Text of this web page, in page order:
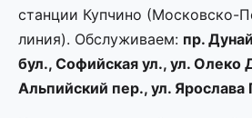
станции Купчино (Московско-
линия). Обслуживаем: пр.
бул., Софийская ул., ул. Олеко
Альпийский пер., ул. Ярослава